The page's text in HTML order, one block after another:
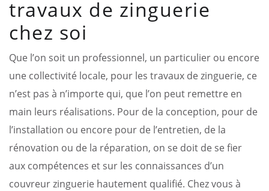
travaux de zinguerie
chez soi
Que l’on soit un professionnel, un particulier ou encore
une collectivité locale, pour les travaux de zinguerie, ce
n’est pas à n’importe qui, que l’on peut remettre en
main leurs réalisations. Pour de la conception, pour de
l’installation ou encore pour de l’entretien, de la
rénovation ou de la réparation, on se doit de se fier
aux compétences et sur les connaissances d’un
couvreur zinguerie hautement qualifié. Chez vous à